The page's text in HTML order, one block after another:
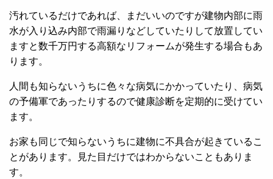
汚れているだけであれば、まだいいのですが建物内部に雨
水が入り込み内部で雨漏りなどしていたりして放置してい
ますと数千万円する高額なリフォームが発生する場合もあ
ります。
人間も知らないうちに色々な病気にかかっていたり、病気
の予備軍であったりするので健康診断を定期的に受けてい
ます。
お家も同じで知らないうちに建物に不具合が起きているこ
とがあります。見た目だけではわからないこともありま
す。